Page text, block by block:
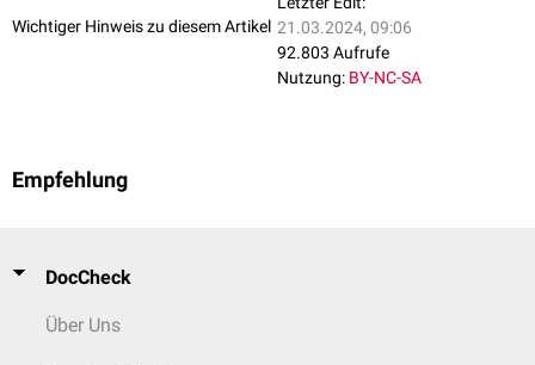
Wichtiger Hinweis zu diesem Artikel 21.03.2024, 09:06
92.803 Aufrufe
Nutzung: BY-NC-SA
Empfehlung
DocCheck
Über Uns